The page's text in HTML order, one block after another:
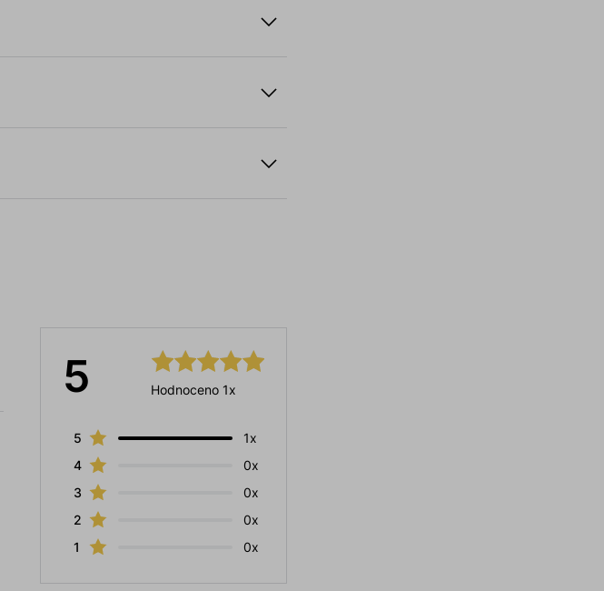
5 Hodnoceno 1x
5
1x
4
0x
3
0x
2
0x
1
0x